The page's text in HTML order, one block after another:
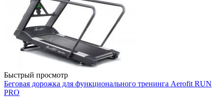
Быстрый просмотр
Беговая дорожка для функционального тренинга Aerofit RUN
PRO